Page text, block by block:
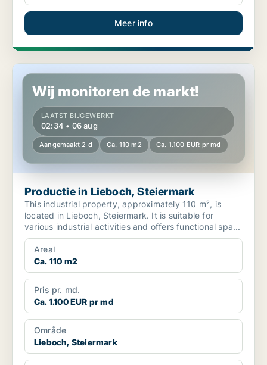
Meer info
Productie in Lieboch, Steiermark
Wij monitoren de markt!
LAATST BIJGEWERKT
02:34 • 06 aug
Aangemaakt 2 d Ca. 110 m2 Ca. 1.100 EUR pr md
Productie in Lieboch, Steiermark
This industrial property, approximately 110 m², is
located in Lieboch, Steiermark. It is suitable for
various industrial activities and offers functional spa...
Areal
Ca. 110 m2
Pris pr. md.
Ca. 1.100 EUR pr md
Område
Lieboch, Steiermark